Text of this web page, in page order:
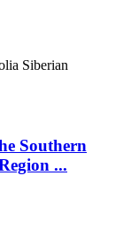
Siberian
Southern
...